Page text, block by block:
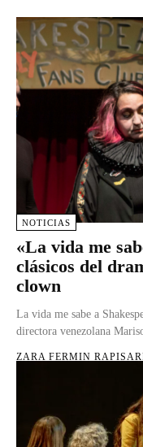
NOTICIAS
«La vida me
clásicos del
clown
La vida me sabe a
directora venezolana
ZARA FERMIN